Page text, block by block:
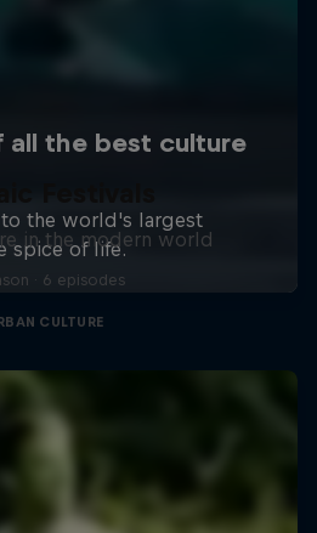
in the modern world
· 6 episodes
CULTURE